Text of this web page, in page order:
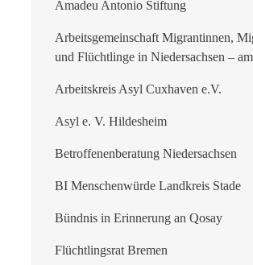
Amadeu Antonio Stiftung
Arbeitsgemeinschaft Migrantinnen,
und Flüchtlinge in Niedersachsen –
Arbeitskreis Asyl Cuxhaven e.V.
Asyl e. V. Hildesheim
Betroffenenberatung Niedersachsen
BI Menschenwürde Landkreis Stade
Bündnis in Erinnerung an Qosay
Flüchtlingsrat Bremen